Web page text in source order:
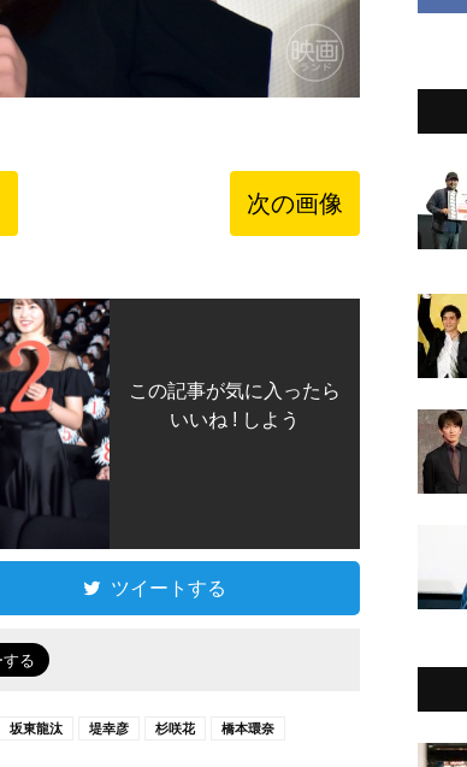
次の画像
この記事が気に入ったら
いいね ! しよう
ツイートする
坂東龍汰 堤幸彦 杉咲花
橋本環奈